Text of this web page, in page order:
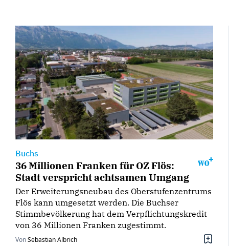
Buchs
36 Millionen Franken für OZ Flös:
Stadt verspricht achtsamen Umgang
Der Erweiterungsneubau des Oberstufenzentrums
Flös kann umgesetzt werden. Die Buchser
Stimmbevölkerung hat dem Verpflichtungskredit
von 36 Millionen Franken zugestimmt.
VonSebastian Albrich